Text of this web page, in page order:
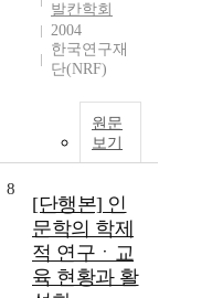
발칸학회
2004
한국연구재
단(NRF)
원문
보기
8
[단행본] 인
문학의 학제
적 연구ㆍ교
육 현황과 활